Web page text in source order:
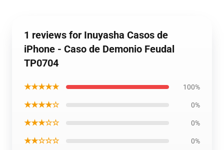
1 reviews for Inuyasha Casos de
iPhone - Caso de Demonio Feudal
TP0704
★★★★★ 100%
★★★★☆ 0%
★★★☆☆ 0%
★★☆☆☆ 0%